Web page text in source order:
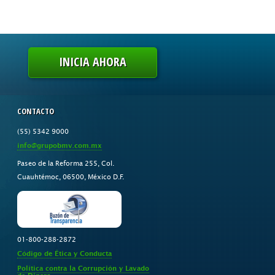
INICIA AHORA
CONTACTO
(55) 5342 9000
info@grupobmv.com.mx
Paseo de la Reforma 255, Col.
Cuauhtémoc, 06500, México D.F.
01-800-288-2872
Código de Ética y Conducta
Política contra la Corrupción y Lavado